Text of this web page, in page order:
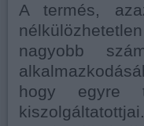
A termés,
nagyobb
hogy egyre